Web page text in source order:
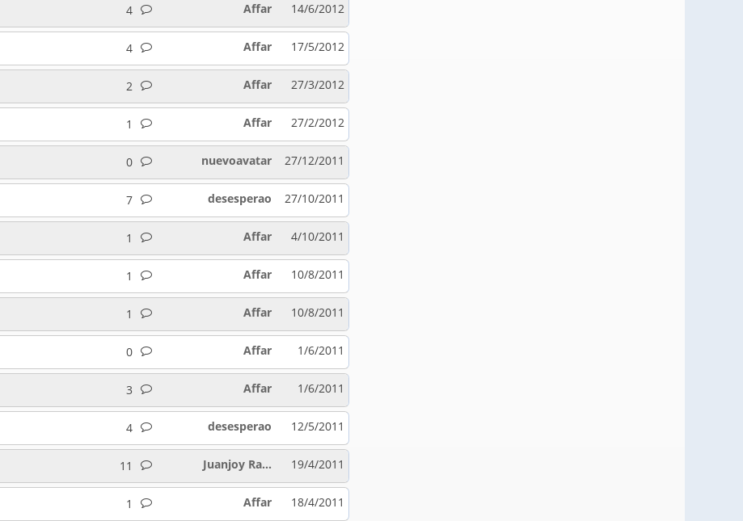
4 14/6/2012
Affar
4 17/5/2012
Affar
2 27/3/2012
Affar
1 27/2/2012
Affar
0 27/12/2011
nuevoavatar
7 27/10/2011
desesperao
1 4/10/2011
Affar
1 10/8/2011
Affar
1 10/8/2011
Affar
0 1/6/2011
Affar
3 1/6/2011
Affar
4 12/5/2011
desesperao
11 19/4/2011
Juanjoy Ra...
1 18/4/2011
Affar